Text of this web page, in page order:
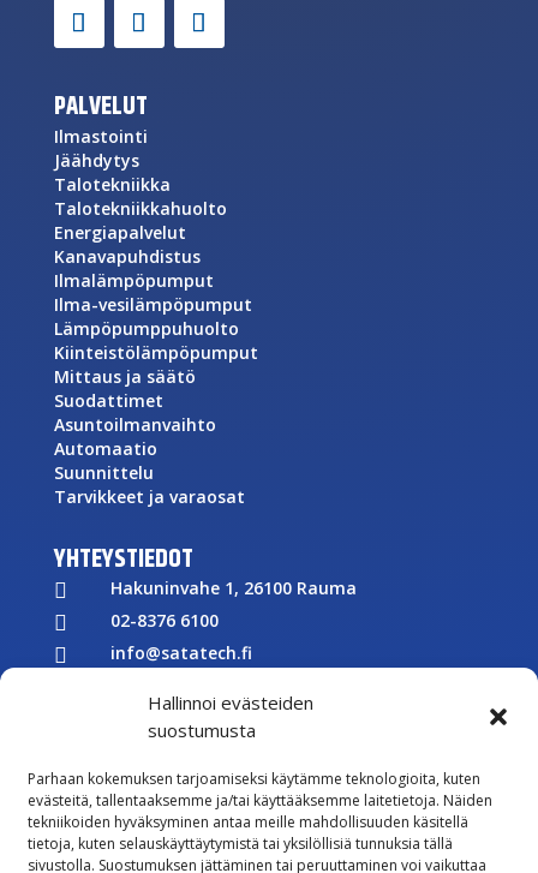
Hallinnoi evästeiden
suostumusta
Parhaan kokemuksen tarjoamiseksi käytämme teknologioita, kuten
evästeitä, tallentaaksemme ja/tai käyttääksemme laitetietoja. Näiden
tekniikoiden hyväksyminen antaa meille mahdollisuuden käsitellä
tietoja, kuten selauskäyttäytymistä tai yksilöllisiä tunnuksia tällä
sivustolla. Suostumuksen jättäminen tai peruuttaminen voi vaikuttaa
PALVELUT
Ilmastointi
Jäähdytys
Talotekniikka
Talotekniikkahuolto
Energiapalvelut
Kanavapuhdistus
Ilmalämpöpumput
Ilma-vesilämpöpumput
Lämpöpumppuhuolto
Kiinteistölämpöpumput
Mittaus ja säätö
Suodattimet
Asuntoilmanvaihto
Automaatio
Suunnittelu
Tarvikkeet ja varaosat
YHTEYSTIEDOT
 Hakuninvahe 1, 26100 Rauma
 02-8376 6100
 info@satatech.fi
Y-tunnus: 2575266-3
 Töihin meille
 Lähetä meille palautetta